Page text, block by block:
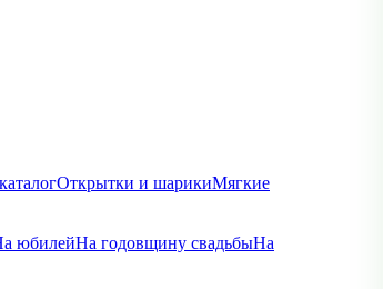
Открытки и шарикиМягкие
юбилейНа годовщину свадьбыНа